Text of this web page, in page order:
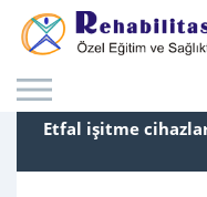
Etfal işitme